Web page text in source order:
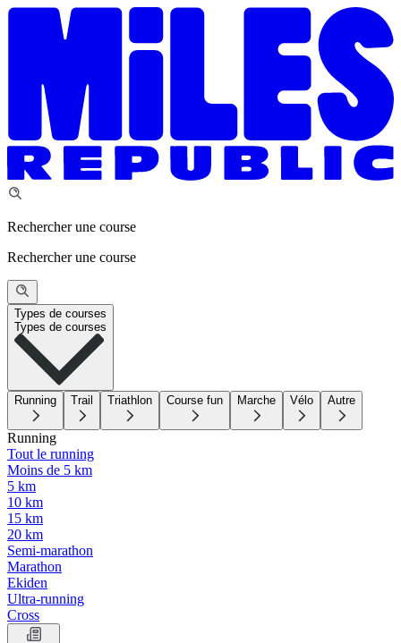
Rechercher une course
Rechercher une course
Types de courses
Types de courses
Running Trail Triathlon Course fun Marche Vélo Autre
Running
Tout le running
Moins de 5 km
5 km
10 km
15 km
20 km
Semi-marathon
Marathon
Ekiden
Ultra-running
Cross